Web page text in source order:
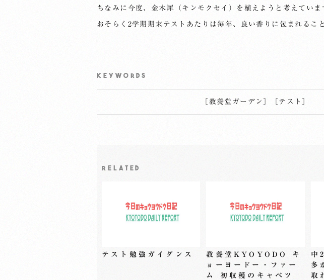
ちなみに今度、金木犀（キンモクセイ）を植えようと考えていま
おそらく2学期期末テストあたりは毎年、良い香りに包まれるこ
KEYWORDS
教養堂ガーデン テスト
RELATED
テスト勉強ガイダンス
教養堂KYOYODO キ
ョーヨードー・ファー
ム 初収穫のキャベツ
中
多
取